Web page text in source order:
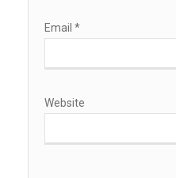
Email *
Website